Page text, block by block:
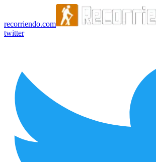
recorriendo.com
twitter